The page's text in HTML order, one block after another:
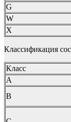
G
W
Х
Классификация
Класс
А
В